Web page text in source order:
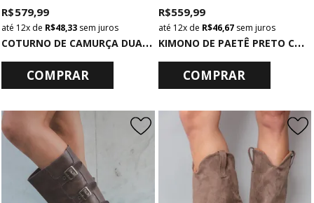
C
OTURNO DE CAMURÇA DUAS CORES MARROM
R$ 579,99
12x de R$ 48,33 sem juros
COMPRAR
K
IMONO DE PAETÊ PRETO COM BORDADOS
R$ 559,99
12xde R$ 46,67sem juros
COMPRAR